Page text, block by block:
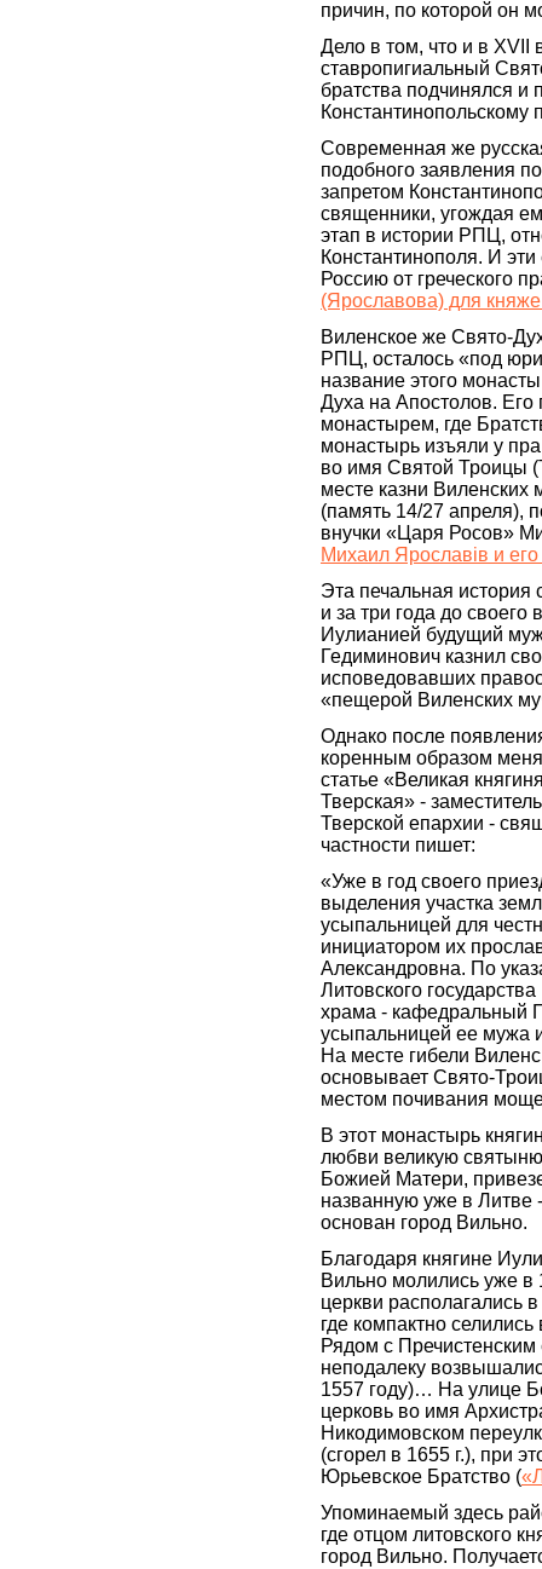
причин, по которой он
Дело в том, что и в XVII
ставропигиальный
братства подчинялся и
Константинопольскому
Современная же
подобного заявления
запретом
священники, угождая
этап в истории РПЦ,
Константинополя. И
Россию от греческого
(Ярославова) для
Виленское же Свято-
РПЦ, осталось «под
название этого
Духа на Апостолов.
монастырем, где
монастырь изъяли у
во имя Святой Троицы
месте казни
(память 14/27 апреля),
внучки «Царя Росов»
Михаил Ярославiв и
Эта печальная история
и за три года до своего
Иулианией будущий
Гедиминович казнил
исповедовавших
«пещерой Виленских
Однако после
коренным образом
статье «Великая
Тверская» -
Тверской епархии -
частности пишет:
«Уже в год своего
выделения участка
усыпальницей для
инициатором их
Александровна. По
Литовского
храма - кафедральный
усыпальницей ее мужа
На месте гибели
основывает Свято-
местом почивания
В этот монастырь
любви великую
Божией Матери,
названную уже в Литве
основан город Вильно.
Благодаря княгине
Вильно молились уже в
церкви располагались
где компактно
Рядом с
неподалеку
1557 году)… На улице
церковь во имя
Никодимовском
(сгорел в 1655 г.), при
Юрьевское Братство (
Упоминаемый здесь
где отцом литовского
город Вильно.